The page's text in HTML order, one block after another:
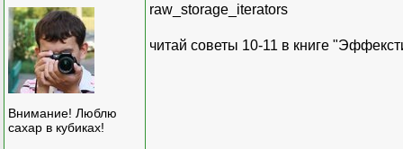
Внимание! Люблю
сахар в кубиках!
raw_storage_iterators
читай советы 10-11 в книге